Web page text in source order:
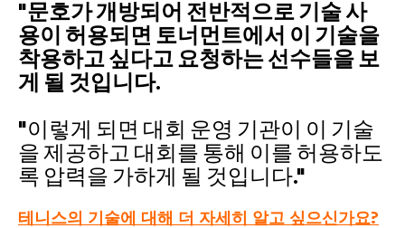
"문호가 개방되어 전반적으로 기술 사
용이 허용되면 토너먼트에서 이 기술을
착용하고 싶다고 요청하는 선수들을 보
게 될 것입니다.
"이렇게 되면 대회 운영 기관이 이 기술
을 제공하고 대회를 통해 이를 허용하도
록 압력을 가하게 될 것입니다."
테니스의 기술에 대해 더 자세히 알고 싶으신가요?